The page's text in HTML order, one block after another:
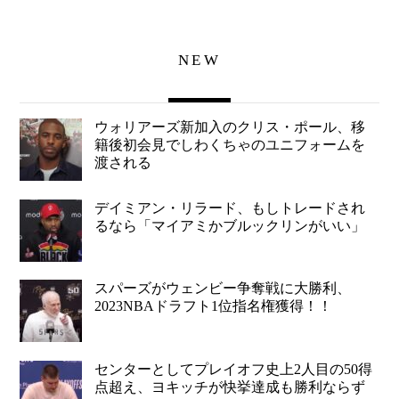
NEW
ウォリアーズ新加入のクリス・ポール、移
籍後初会見でしわくちゃのユニフォームを
渡される
デイミアン・リラード、もしトレードされ
るなら「マイアミかブルックリンがいい」
スパーズがウェンビー争奪戦に大勝利、
2023NBAドラフト1位指名権獲得！！
センターとしてプレイオフ史上2人目の50得
点超え、ヨキッチが快挙達成も勝利ならず